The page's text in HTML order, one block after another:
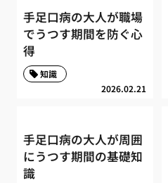
手足口病の大人が職場
でうつす期間を防ぐ心
得
2026.02.21
知識
手足口病の大人が周囲
にうつす期間の基礎知
識